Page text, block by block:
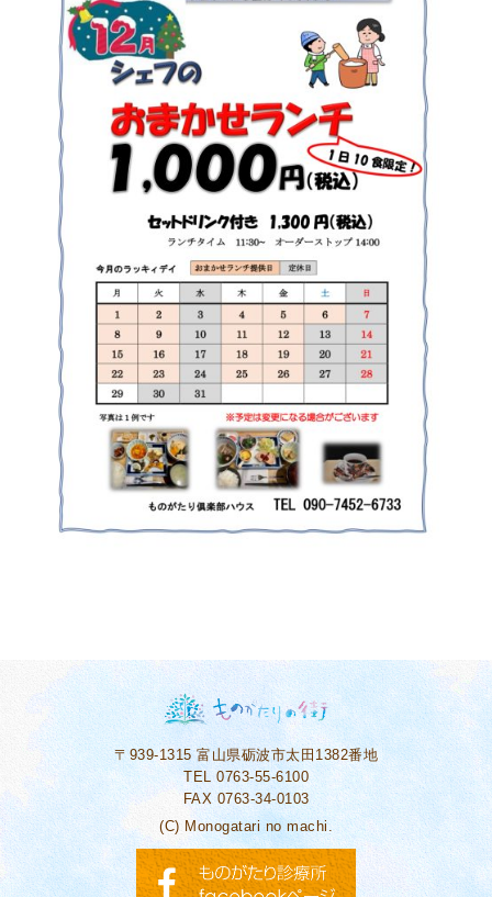
〒939-1315富山県砺波市太田1382番地
TEL 0763-55-6100
FAX 0763-34-0103
(C) Monogatari no machi.